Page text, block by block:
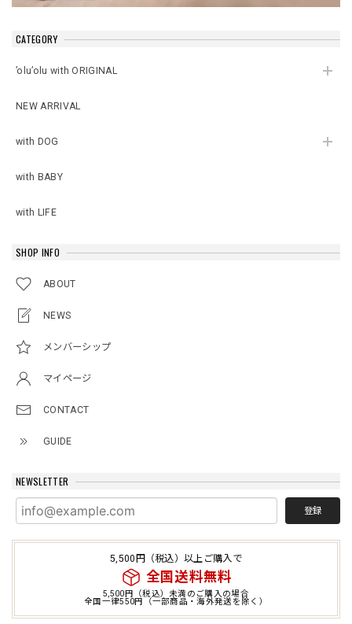
CATEGORY
’olu’olu with ORIGINAL
NEW ARRIVAL
with DOG
with BABY
with LIFE
SHOP INFO
ABOUT
NEWS
メンバーシップ
マイページ
CONTACT
GUIDE
NEWSLETTER
登録
5,500円（税込）以上ご購入で
全国送料無料
5,500円（税込）未満のご購入の場合
全国一律550円（一部商品・海外発送を除く）